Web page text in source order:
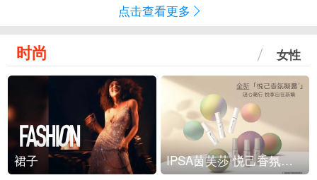
点击查看更多
时尚 女性
裙子 IPSA茵芙莎 悦己香氛凝露上市